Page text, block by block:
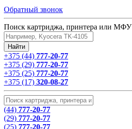
Обратный звонок
Поиск картриджа, принтера или МФУ
+375 (44) 777-20-77
+375 (29) 777-20-77
+375 (25) 777-20-77
+375 (17) 320-08-27
(44) 777-20-77
(29) 777-20-77
(25) 777-20-77